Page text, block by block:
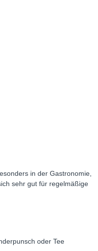
in der Gastronomie,
sehr gut für regelmäßige
oder Tee